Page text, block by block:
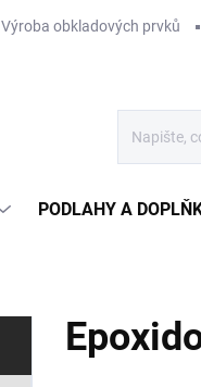
Výroba obkladových prvků
PODLAHY A